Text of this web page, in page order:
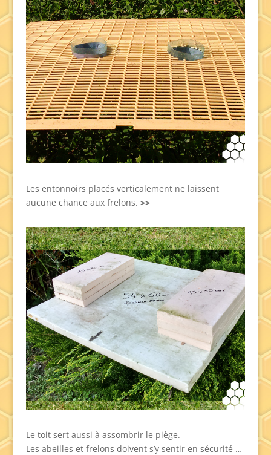
Les entonnoirs placés verticalement ne laissent
aucune chance aux frelons. >>
Le toit sert aussi à assombrir le piège.
Les abeilles et frelons doivent s’y sentir en sécurité …